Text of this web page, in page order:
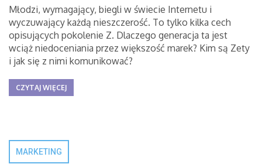
Młodzi, wymagający, biegli w świecie Internetu i
wyczuwający każdą nieszczerość. To tylko kilka cech
opisujących pokolenie Z. Dlaczego generacja ta jest
wciąż niedoceniania przez większość marek? Kim są Zety
i jak się z nimi komunikować?
CZYTAJ WIĘCEJ
MARKETING